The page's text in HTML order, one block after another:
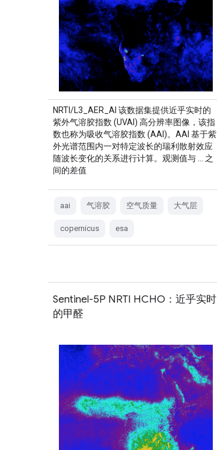
NRTI/L3_AER_AI 该数据集提供近乎实时的
紫外气溶胶指数 (UVAI) 高分辨率图像，该指
数也称为吸收气溶胶指数 (AAI)。AAI 基于紫
外光谱范围内一对特定波长的瑞利散射效应
随波长变化的关系进行计算。观测值与 … 之
间的差值
aai 气溶胶 空气质量 大气层
copernicus esa
Sentinel-5P NRTI HCHO：近乎实时
的甲醛